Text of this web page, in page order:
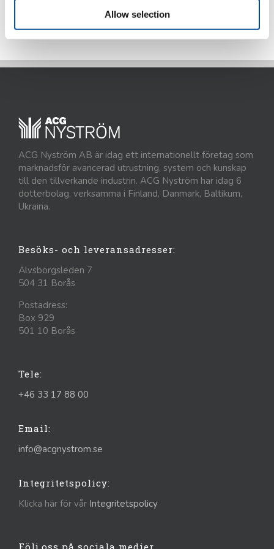
Allow selection
ACG Nyström AB är idag ett internationellt företag som
marknadsför avancerad utrustning, system och kunskap
till den tillverkande industrin. ACG Nyström har idag 6
dotterbolag, verksamma i Finland, Danmark, Baltikum,
Ukraina.
Besöks- och leveransadresser:
Älvsborgsleden 7
504 31 Borås
Postadress:
Box 929
501 10 Borås
Tele:
+46 33 17 88 00
Email:
info@acgnystrom.se
Integritetspolicy:
Klicka här för vår Integritetspolicy
Följ oss på sociala medier